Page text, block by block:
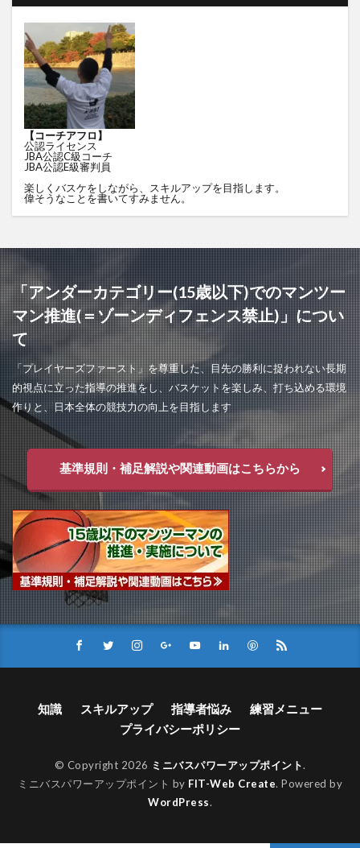
【コーチアフロ】
公認ライセンス
JBA公認C級コーチ
JBA公認E級審判員
楽しくバスケをしながら、スキルアップを目指します。
偉そうなことを書いてすみません。
「アンダーカテゴリー(15歳以下)でのマンツー
マン推進(＝ゾーンディフェンス禁止)」につい
て
「プレイヤーズファースト」を尊重した、目先の勝利に捉われない長期
的視点に立った指導の推進をし、バスケットを楽しみ、打ち込める環境
作りと、日本全体の競技力の向上を目指します
基準規則・補足解説や関連動画はこちらから
知識 スキルアップ 指導者悩み
練習メニュー
プライバシーポリシー
© Copyright 2026 ミニバスパワーアップポイント.
ミニバスパワーアップポイント by FIT-Web Create. Powered by
WordPress.